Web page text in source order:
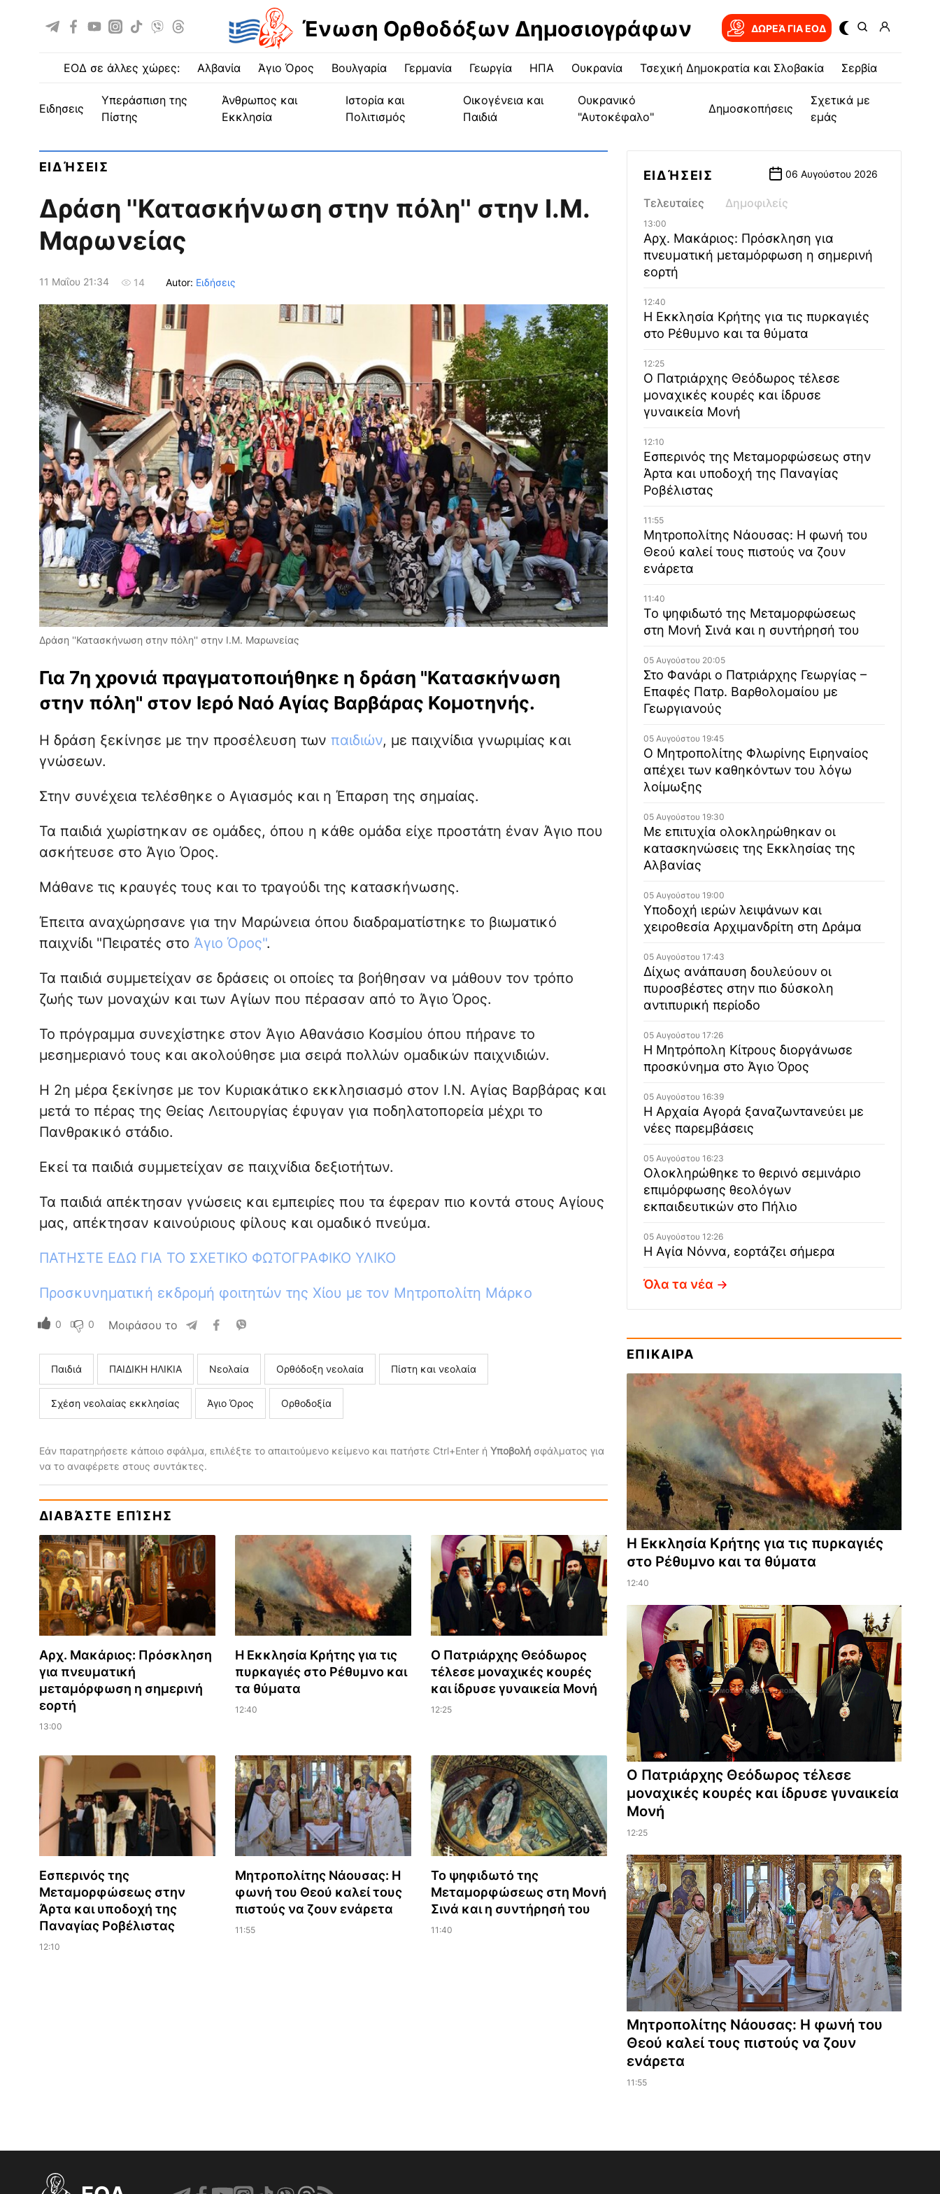
Ένωση Ορθοδόξων Δημοσιογράφων ΔΩΡΕΆ ΓΙΑ EOΔ
ΕΟΔ σε άλλες χώρες: Αλβανία Άγιο Όρος Βουλγαρία Γερμανία Γεωργία ΗΠΑ Ουκρανία Τσεχική Δημοκρατία και Σλοβακία Σερβία
ειδησεις
Υπεράσπιση της
Πίστης
Άνθρωπος και
Εκκλησία
Ιστορία και
Πολιτισμός
Οικογένεια και
Παιδιά
Ουκρανικό
"Αυτοκέφαλο"
Δημοσκοπήσεις
Σχετικά με
εμάς
ΕΙΔΉΣΕΙΣ
Δράση ''Κατασκήνωση στην πόλη'' στην Ι.Μ.
Μαρωνείας
11 Μαΐου 21:34 14 Autor: Ειδήσεις
Δράση ''Κατασκήνωση στην πόλη'' στην Ι.Μ. Μαρωνείας
Για 7η χρονιά πραγματοποιήθηκε η δράση "Κατασκήνωση
στην πόλη" στον Ιερό Ναό Αγίας Βαρβάρας Κομοτηνής.
Η δράση ξεκίνησε με την προσέλευση των παιδιών, με παιχνίδια γνωριμίας και
γνώσεων.
Στην συνέχεια τελέσθηκε ο Αγιασμός και η Έπαρση της σημαίας.
Τα παιδιά χωρίστηκαν σε ομάδες, όπου η κάθε ομάδα είχε προστάτη έναν Άγιο που
ασκήτευσε στο Άγιο Όρος.
Μάθανε τις κραυγές τους και το τραγούδι της κατασκήνωσης.
Έπειτα αναχώρησανε για την Μαρώνεια όπου διαδραματίστηκε το βιωματικό
παιχνίδι "Πειρατές στο Άγιο Όρος".
Τα παιδιά συμμετείχαν σε δράσεις οι οποίες τα βοήθησαν να μάθουν τον τρόπο
ζωής των μοναχών και των Αγίων που πέρασαν από το Άγιο Όρος.
Το πρόγραμμα συνεχίστηκε στον Άγιο Αθανάσιο Κοσμίου όπου πήρανε το
μεσημεριανό τους και ακολούθησε μια σειρά πολλών ομαδικών παιχνιδιών.
Η 2η μέρα ξεκίνησε με τον Κυριακάτικο εκκλησιασμό στον Ι.Ν. Αγίας Βαρβάρας και
μετά το πέρας της Θείας Λειτουργίας έφυγαν για ποδηλατοπορεία μέχρι το
Πανθρακικό στάδιο.
Εκεί τα παιδιά συμμετείχαν σε παιχνίδια δεξιοτήτων.
Τα παιδιά απέκτησαν γνώσεις και εμπειρίες που τα έφεραν πιο κοντά στους Αγίους
μας, απέκτησαν καινούριους φίλους και ομαδικό πνεύμα.
ΠΑΤΗΣΤΕ ΕΔΩ ΓΙΑ ΤΟ ΣΧΕΤΙΚΟ ΦΩΤΟΓΡΑΦΙΚΟ ΥΛΙΚΟ
Προσκυνηματική εκδρομή φοιτητών της Χίου με τον Μητροπολίτη Μάρκο
0 0 Μοιράσου το
Παιδιά ΠΑΙΔΙΚΗ ΗΛΙΚΙΑ Νεολαία Ορθόδοξη νεολαία Πίστη και νεολαία
Σχέση νεολαίας εκκλησίας Άγιο Όρος Ορθοδοξία
Εάν παρατηρήσετε κάποιο σφάλμα, επιλέξτε το απαιτούμενο κείμενο και πατήστε Ctrl+Enter ή Υποβολήσφάλματος για
να το αναφέρετε στους συντάκτες.
ΔΙΑΒΆΣΤΕ ΕΠΊΣΗΣ
Αρχ. Μακάριος: Πρόσκληση
για πνευματική
μεταμόρφωση η σημερινή
εορτή
13:00
Η Εκκλησία Κρήτης για τις
πυρκαγιές στο Ρέθυμνο και
τα θύματα
12:40
Ο Πατριάρχης Θεόδωρος
τέλεσε μοναχικές κουρές
και ίδρυσε γυναικεία Μονή
12:25
Εσπερινός της
Μεταμορφώσεως στην
Άρτα και υποδοχή της
Παναγίας Ροβέλιστας
12:10
Μητροπολίτης Νάουσας: Η
φωνή του Θεού καλεί τους
πιστούς να ζουν ενάρετα
11:55
Το ψηφιδωτό της
Μεταμορφώσεως στη Μονή
Σινά και η συντήρησή του
11:40
ΕΙΔΉΣΕΙΣ 06 Αυγούστου 2026
Τελευταίες Δημοφιλείς
13:00
Αρχ. Μακάριος: Πρόσκληση για
πνευματική μεταμόρφωση η σημερινή
εορτή
12:40
Η Εκκλησία Κρήτης για τις πυρκαγιές
στο Ρέθυμνο και τα θύματα
12:25
Ο Πατριάρχης Θεόδωρος τέλεσε
μοναχικές κουρές και ίδρυσε
γυναικεία Μονή
12:10
Εσπερινός της Μεταμορφώσεως στην
Άρτα και υποδοχή της Παναγίας
Ροβέλιστας
11:55
Μητροπολίτης Νάουσας: Η φωνή του
Θεού καλεί τους πιστούς να ζουν
ενάρετα
11:40
Το ψηφιδωτό της Μεταμορφώσεως
στη Μονή Σινά και η συντήρησή του
05 Αυγούστου 20:05
Στο Φανάρι ο Πατριάρχης Γεωργίας –
Επαφές Πατρ. Βαρθολομαίου με
Γεωργιανούς
05 Αυγούστου 19:45
Ο Μητροπολίτης Φλωρίνης Ειρηναίος
απέχει των καθηκόντων του λόγω
λοίμωξης
05 Αυγούστου 19:30
Με επιτυχία ολοκληρώθηκαν οι
κατασκηνώσεις της Εκκλησίας της
Αλβανίας
05 Αυγούστου 19:00
Υποδοχή ιερών λειψάνων και
χειροθεσία Αρχιμανδρίτη στη Δράμα
05 Αυγούστου 17:43
Δίχως ανάπαυση δουλεύουν οι
πυροσβέστες στην πιο δύσκολη
αντιπυρική περίοδο
05 Αυγούστου 17:26
Η Μητρόπολη Κίτρους διοργάνωσε
προσκύνημα στο Άγιο Όρος
05 Αυγούστου 16:39
Η Αρχαία Αγορά ξαναζωντανεύει με
νέες παρεμβάσεις
05 Αυγούστου 16:23
Ολοκληρώθηκε το θερινό σεμινάριο
επιμόρφωσης θεολόγων
εκπαιδευτικών στο Πήλιο
05 Αυγούστου 12:26
Η Αγία Νόννα, εορτάζει σήμερα
Όλα τα νέα
ΕΠΙΚΑΙΡΑ
Η Εκκλησία Κρήτης για τις πυρκαγιές
στο Ρέθυμνο και τα θύματα
12:40
Ο Πατριάρχης Θεόδωρος τέλεσε
μοναχικές κουρές και ίδρυσε γυναικεία
Μονή
12:25
Μητροπολίτης Νάουσας: Η φωνή του
Θεού καλεί τους πιστούς να ζουν
ενάρετα
11:55